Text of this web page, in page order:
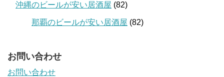
沖縄のビールが安い居酒屋 (82)
那覇のビールが安い居酒屋 (82)
お問い合わせ
お問い合わせ